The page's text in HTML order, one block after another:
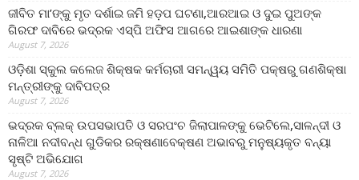
ଜୀବିତ ମା’ଙ୍କୁ ମୃତ ଦର୍ଶାଇ ଜମି ହଡ଼ପ ଘଟଣା,ଆରଆଇ ଓ ଦୁଇ ପୁଅଙ୍କ
ଗିରଫ ଦାବିରେ ଭଦ୍ରକ ଏସ୍‌ପି ଅଫିସ ଆଗରେ ଆଇଶାଙ୍କ ଧାରଣା
August 7, 2026
ଓଡ଼ିଶା ସ୍କୁଲ କଲେଜ ଶିକ୍ଷକ କର୍ମଚାରୀ ସମନ୍ୱୟ ସମିତି ପକ୍ଷରୁ ଗଣଶିକ୍ଷା
ମନ୍ତ୍ରୀଙ୍କୁ ଦାବିପତ୍ର
August 7, 2026
ଭଦ୍ରକ ବ୍ଲକ୍ ଉପସଭାପତି ଓ ସରପଂଚ ଜିଲାପାଳଙ୍କୁ ଭେଟିଲେ,ସାଳନ୍ଦୀ ଓ
ନାଳିଆ ନଦୀବନ୍ଧ ଗୁଡିକର ରକ୍ଷଣାବେକ୍ଷଣ ଅଭାବରୁ ମନୁଷ୍ୟକୃତ ବନ୍ୟା
ସୃଷ୍ଟି ଅଭିଯୋଗ
August 7, 2026